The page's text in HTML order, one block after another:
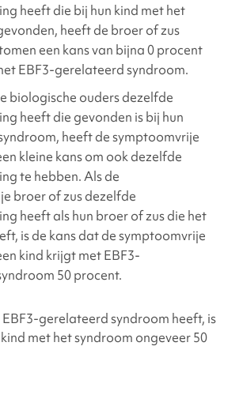
heeft die bij hun kind met het
heeft de broer of zus
een kans van bijna 0 procent
EBF3-gerelateerd syndroom.
biologische ouders dezelfde
heeft die gevonden is bij hun
heeft de symptoomvrije
kleine kans om ook dezelfde
te hebben. Als de
broer of zus dezelfde
heeft als hun broer of zus die het
is de kans dat de symptoomvrije
kind krijgt metEBF3-
50 procent.
EBF3-gerelateerd syndroom heeft, is
met het syndroom ongeveer 50